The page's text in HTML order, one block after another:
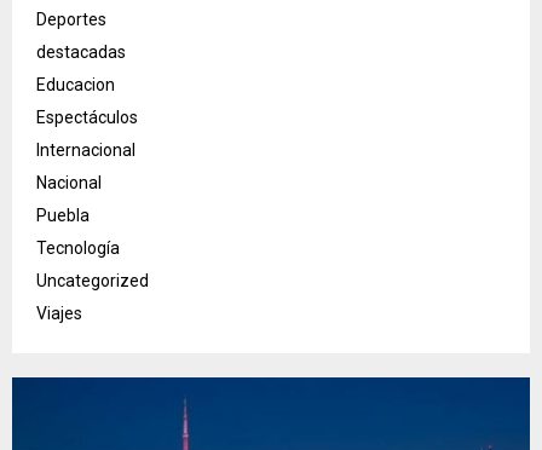
Deportes
destacadas
Educacion
Espectáculos
Internacional
Nacional
Puebla
Tecnología
Uncategorized
Viajes